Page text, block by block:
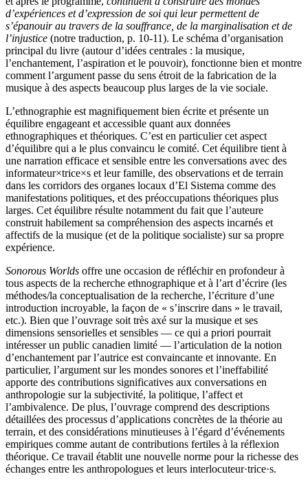
d’expériences et d’expression de soi qui leur permettent de
s’épanouir au travers de la souffrance, de la marginalisation et de
l’injustice (notre traduction, p. 10-11). Le schéma d’organisation
principal du livre (autour d’idées centrales : la musique,
l’enchantement, l’aspiration et le pouvoir), fonctionne bien et montre
comment l’argument passe du sens étroit de la fabrication de la
musique à des aspects beaucoup plus larges de la vie sociale.
L’ethnographie est magnifiquement bien écrite et présente un
équilibre engageant et accessible quant aux données
ethnographiques et théoriques. C’est en particulier cet aspect
d’équilibre qui a le plus convaincu le comité. Cet équilibre tient à
une narration efficace et sensible entre les conversations avec des
informateur×trice×s et leur famille, des observations et de terrain
dans les corridors des organes locaux d’El Sistema comme des
manifestations politiques, et des préoccupations théoriques plus
larges. Cet équilibre résulte notamment du fait que l’auteure
construit habilement sa compréhension des aspects incarnés et
affectifs de la musique (et de la politique socialiste) sur sa propre
expérience.
Sonorous Worlds offre une occasion de réfléchir en profondeur à
tous aspects de la recherche ethnographique et à l’art d’écrire (les
méthodes/la conceptualisation de la recherche, l’écriture d’une
introduction incroyable, la façon de « s’inscrire dans » le travail,
etc.). Bien que l’ouvrage soit très axé sur la musique et ses
dimensions sensorielles et sensibles — ce qui a priori pourrait
intéresser un public canadien limité — l’articulation de la notion
d’enchantement par l’autrice est convaincante et innovante. En
particulier, l’argument sur les mondes sonores et l’ineffabilité
apporte des contributions significatives aux conversations en
anthropologie sur la subjectivité, la politique, l’affect et
l’ambivalence. De plus, l’ouvrage comprend des descriptions
détaillées des processus d’applications concrètes de la théorie au
terrain, et des considérations minutieuses à l’égard d’événements
empiriques comme autant de contributions fertiles à la réflexion
théorique. Ce travail établit une nouvelle norme pour la richesse des
échanges entre les anthropologues et leurs interlocuteur·trice·s.